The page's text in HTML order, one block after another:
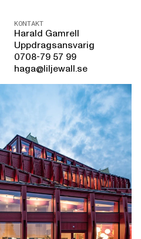
KONTAKT
Harald Gamrell
Uppdragsansvarig
0708-79 57 99
haga@liljewall.se